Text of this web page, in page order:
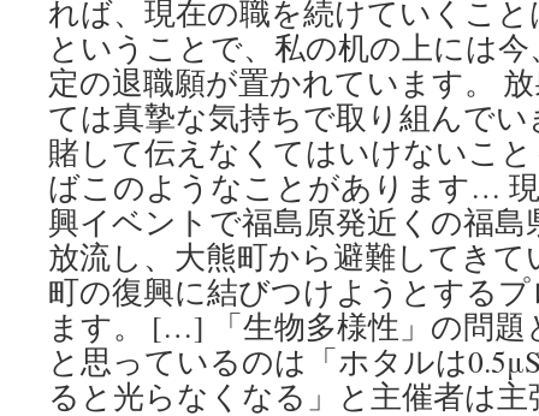
れば、現在の職を続けていくこ
ということで、私の机の上には
定の退職願が置かれています。
ては真摯な気持ちで取り組んで
賭して伝えなくてはいけないこ
ばこのようなことがあります…
興イベントで福島原発近くの福
放流し、大熊町から避難してき
町の復興に結びつけようとする
ます。 […] 「生物多様性」の問題
と思っているのは「ホタルは
ると光らなくなる」と主催者は